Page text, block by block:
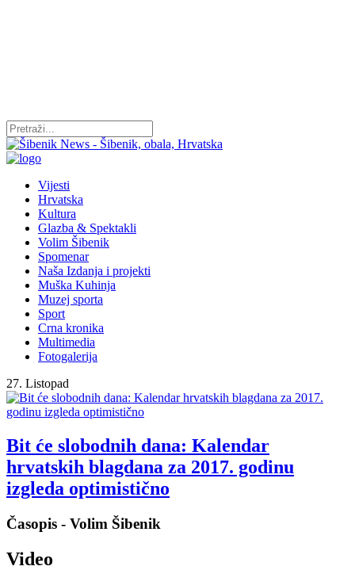
Vijesti
Hrvatska
Kultura
Glazba & Spektakli
Volim Šibenik
Spomenar
Naša Izdanja i projekti
Muška Kuhinja
Muzej sporta
Sport
Crna kronika
Multimedia
Fotogalerija
27. Listopad
Bit će slobodnih dana: Kalendar
hrvatskih blagdana za 2017. godinu
izgleda optimistično
Časopis - Volim Šibenik
Video